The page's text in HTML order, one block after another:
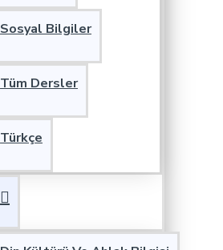
Sosyal Bilgiler
Tüm Dersler
Türkçe